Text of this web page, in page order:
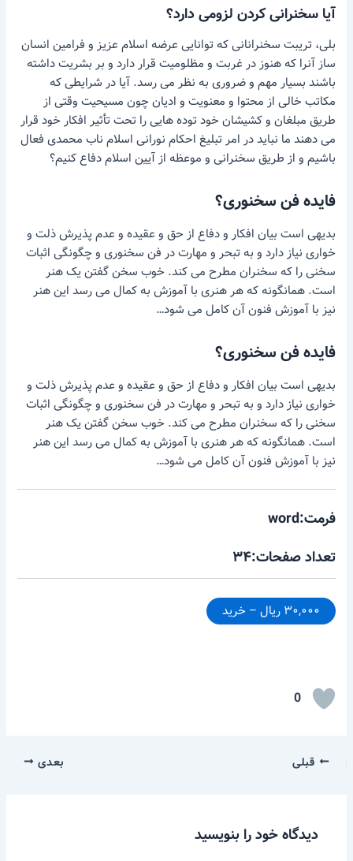
آیا سخنرانی کردن لزومی دارد؟
بلی، تریبت سخنرانانی که توانایی عرضه اسلام عزیز و فرامین انسان
ساز آنرا که هنوز در غربت و مظلومیت قرار دارد و بر بشریت داشته
باشند بسیار مهم و ضروری به نظر می رسد. آیا در شرایطی که
مکاتب خالی از محتوا و معنویت و ادیان چون مسیحیت وقتی از
طریق مبلغان و کشیشان خود توده هایی را تحت تأثیر افکار خود قرار
می دهند ما نباید در امر تبلیغ احکام نورانی اسلام ناب محمدی فعال
باشیم و از طریق سخنرانی و موعظه از آیین اسلام دفاع کنیم؟
فایده فن سخنوری؟
بدیهی است بیان افکار و دفاع از حق و عقیده و عدم پذیرش ذلت و
خواری نیاز دارد و به تبحر و مهارت در فن سخنوری و چگونگی اثبات
سخنی را که سخنران مطرح می کند. خوب سخن گفتن یک هنر
است. همانگونه که هر هنری با آموزش به کمال می رسد این هنر
نیز با آموزش فنون آن کامل می شود…
فایده فن سخنوری؟
بدیهی است بیان افکار و دفاع از حق و عقیده و عدم پذیرش ذلت و
خواری نیاز دارد و به تبحر و مهارت در فن سخنوری و چگونگی اثبات
سخنی را که سخنران مطرح می کند. خوب سخن گفتن یک هنر
است. همانگونه که هر هنری با آموزش به کمال می رسد این هنر
نیز با آموزش فنون آن کامل می شود…
فرمت:word
تعداد صفحات:۳۴
۳۰,۰۰۰ ریال – خرید
0
قبلی بعدی
دیدگاه‌ خود را بنویسید